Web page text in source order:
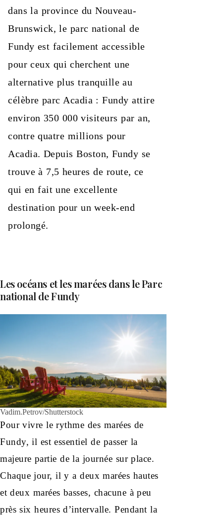
dans la province du Nouveau-
Brunswick, le parc national de
Fundy est facilement accessible
pour ceux qui cherchent une
alternative plus tranquille au
célèbre parc Acadia : Fundy attire
environ 350 000 visiteurs par an,
contre quatre millions pour
Acadia. Depuis Boston, Fundy se
trouve à 7,5 heures de route, ce
qui en fait une excellente
destination pour un week-end
prolongé.
Les océans et les marées dans le Parc
national de Fundy
Vadim.Petrov/Shutterstock
Pour vivre le rythme des marées de
Fundy, il est essentiel de passer la
majeure partie de la journée sur place.
Chaque jour, il y a deux marées hautes
et deux marées basses, chacune à peu
près six heures d’intervalle. Pendant la